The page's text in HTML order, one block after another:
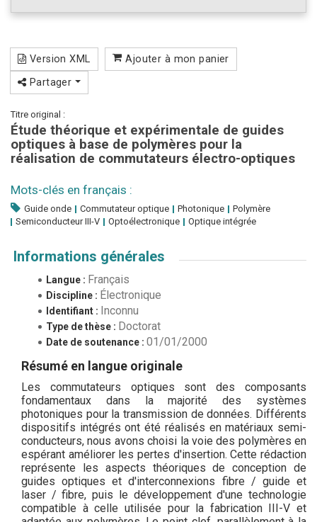
Version XML Ajouter à mon panier
Partager
Titre original :
Étude théorique et expérimentale de guides
optiques à base de polymères pour la
réalisation de commutateurs électro-optiques
Mots-clés en français :
Guide onde Commutateur optique Photonique
Polymère
Semiconducteur III-V
Optoélectronique Optique intégrée
Informations générales
Langue : Français
Discipline : Électronique
Identifiant : Inconnu
Type de thèse : Doctorat
Date de soutenance : 01/01/2000
Résumé en langue originale
Les commutateurs optiques sont des composants
fondamentaux dans la majorité des systèmes
photoniques pour la transmission de données. Différents
dispositifs intégrés ont été réalisés en matériaux semi-
conducteurs, nous avons choisi la voie des polymères en
espérant améliorer les pertes d'insertion. Cette rédaction
représente les aspects théoriques de conception de
guides optiques et d'interconnexions fibre / guide et
laser / fibre, puis le développement d'une technologie
compatible à celle utilisée pour la fabrication III-V et